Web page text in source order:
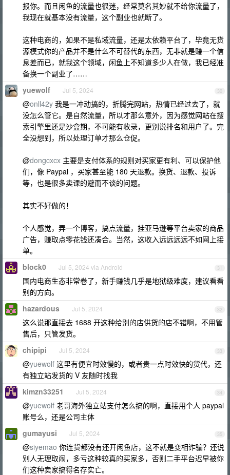
报你。而且闲鱼的流量也很迷，经常莫名其妙就不给你流量了，
我现在就基本没有流量，这个副业也就断了。
这种电商的，如果不是私域流量，还是太依赖平台了，毕竟无货
源模式你的产品并不是什么不可替代的东西，无非就是赚一个信
息差而已，就我这个领域，闲鱼上不知道多少人在做，我已经准
备换一个副业了……
30
yuewolf Jul 5, 2024
@onll42y 我是一冲动搞的，折腾完网站，热情已经过去了，就
没怎么管它。是自然流量，所以才那么意外，因为感觉网站在搜
索引擎里还是沙盒期，不可能有收录，更别说排名和用户了。完
全没想到，所以处理订单才那么仓促。
@dongcxcx 主要是支付体系的规则对买家更有利、可以保护他
们，像 Paypal ，买家甚至能 180 天退款。换货、退款、投诉
等，也是很多卖课的避而不谈的问题。
其实不好做的！
个人感觉，弄一个博客，搞点流量，挂亚马逊等平台卖家的商品
广告，赚取点零花钱还凑合。当然，这收入远远远远不如网上接
单。
31
block0 Jul 5, 2024 via Android
国内电商生态非常卷了，新手赚钱几乎是地狱级难度，建议看看
别的方向。
32
hazardous Jul 5, 2024
这么说那直接去 1688 开这种给别的店供货的店不错啊，不用管
售后，只管发货。
33
chipipi Jul 5, 2024
@yuewolf 这里有便宜时效慢的，或者贵一点时效快的货代，还
有独立站发货的 V 友随时找我
34
kimzn33251 Jul 5, 2024
@yuewolf 老哥海外独立站支付怎么搞的啊，直接用个人 paypal
账号么，还是公司主体
35
gumayusi Jul 5, 2024
@siyemao 你连货都没有还开闲鱼店，这不就是变相诈骗？还说
别人无理取闹，多亏这种较真的买家多，否则二手平台迟早被你
们这种卖家搞得名存实亡。